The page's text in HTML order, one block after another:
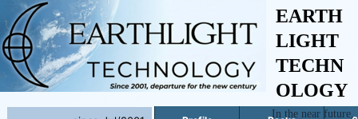
EARTH
LIGHT
TECHN
OLOGY
In the near future,